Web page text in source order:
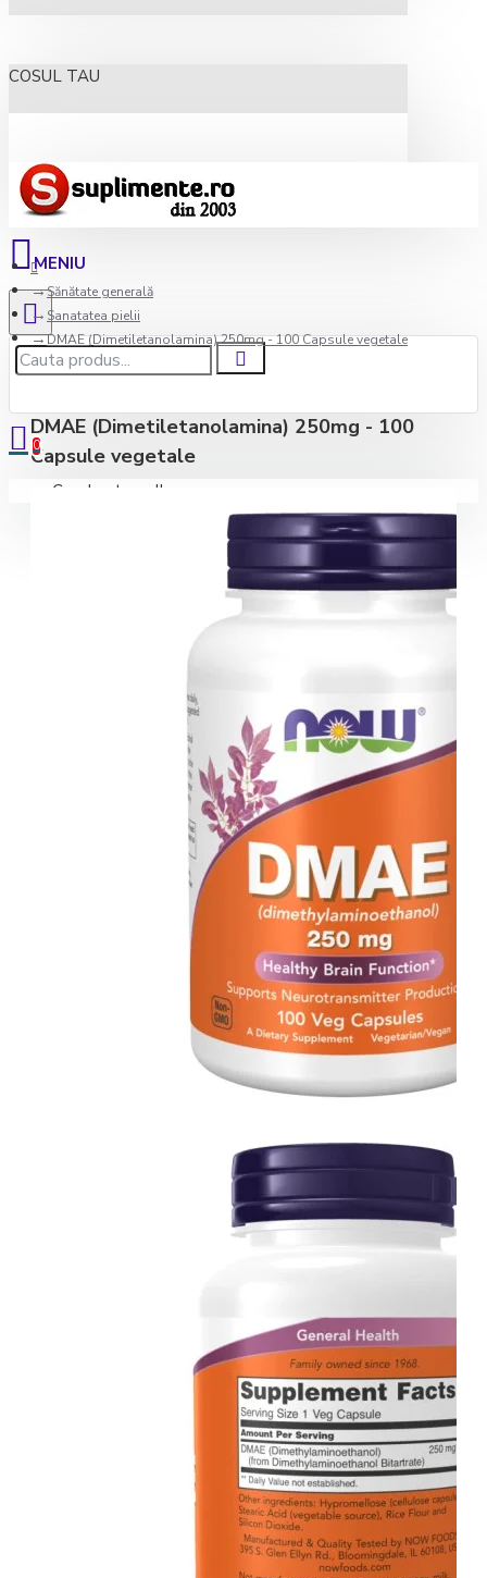
COSUL TAU
0
Coșul este gol!
Sănătate generală
Sanatatea pielii
DMAE (Dimetiletanolamina) 250mg - 100 Capsule vegetale
DMAE (Dimetiletanolamina) 250mg - 100
Capsule vegetale